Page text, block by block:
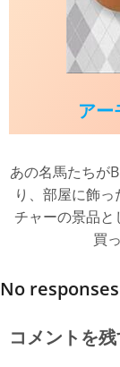
ア
あの名馬たちが
り、部屋に飾
チャーの景品
買
No
コメントを